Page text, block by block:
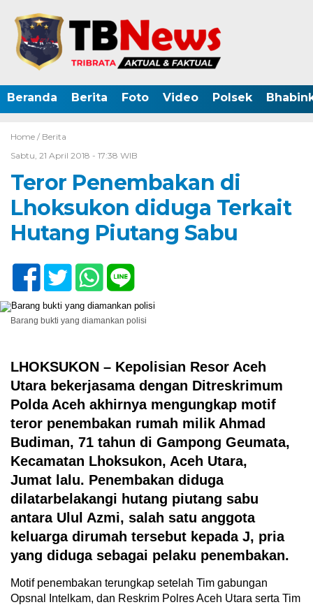
Beranda Berita Foto Video Polsek
Home / Berita
Sabtu, 21 April 2018 - 17:38 WIB
Teror Penembakan di
Lhoksukon diduga Terkait
Hutang Piutang Sabu
Barang bukti yang diamankan polisi
LHOKSUKON – Kepolisian Resor Aceh
Utara bekerjasama dengan Ditreskrimum
Polda Aceh akhirnya mengungkap motif
teror penembakan rumah milik Ahmad
Budiman, 71 tahun di Gampong Geumata,
Kecamatan Lhoksukon, Aceh Utara,
Jumat lalu. Penembakan diduga
dilatarbelakangi hutang piutang sabu
antara Ulul Azmi, salah satu anggota
keluarga dirumah tersebut kepada J, pria
yang diduga sebagai pelaku penembakan.
Motif penembakan terungkap setelah Tim gabungan
Opsnal Intelkam, dan Reskrim Polres Aceh Utara serta Tim